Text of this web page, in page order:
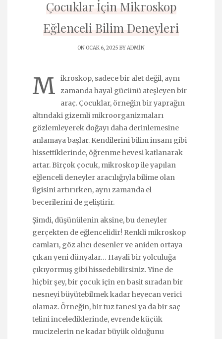
Çocuklar İçin Mikroskop
Eğlenceli Bilim Deneyleri
ON OCAK 6, 2025 BYADMIN
M
ikroskop, sadece bir alet değil, aynı
zamanda hayal gücünü ateşleyen bir
araç. Çocuklar, örneğin bir yaprağın
altındaki gizemli mikroorganizmaları
gözlemleyerek doğayı daha derinlemesine
anlamaya başlar. Kendilerini bilim insanı gibi
hissettiklerinde, öğrenme hevesi katlanarak
artar. Birçok çocuk, mikroskop ile yapılan
eğlenceli deneyler aracılığıyla bilime olan
ilgisini artırırken, aynı zamanda el
becerilerini de geliştirir.
Şimdi, düşünülenin aksine, bu deneyler
gerçekten de eğlencelidir! Renkli mikroskop
camları, göz alıcı desenler ve aniden ortaya
çıkan yeni dünyalar… Hayali bir yolculuğa
çıkıyormuş gibi hissedebilirsiniz. Yine de
hiçbir şey, bir çocuk için en basit sıradan bir
nesneyi büyütebilmek kadar heyecan verici
olamaz. Örneğin, bir tuz tanesi ya da bir saç
telini incelediklerinde, evrende küçük
mucizelerin ne kadar büyük olduğunu